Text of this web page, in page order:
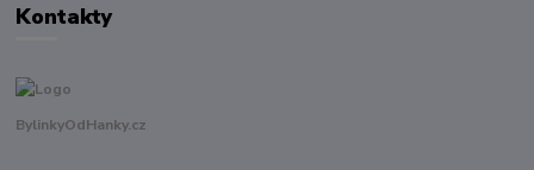
Kontakty
BylinkyOdHanky.cz